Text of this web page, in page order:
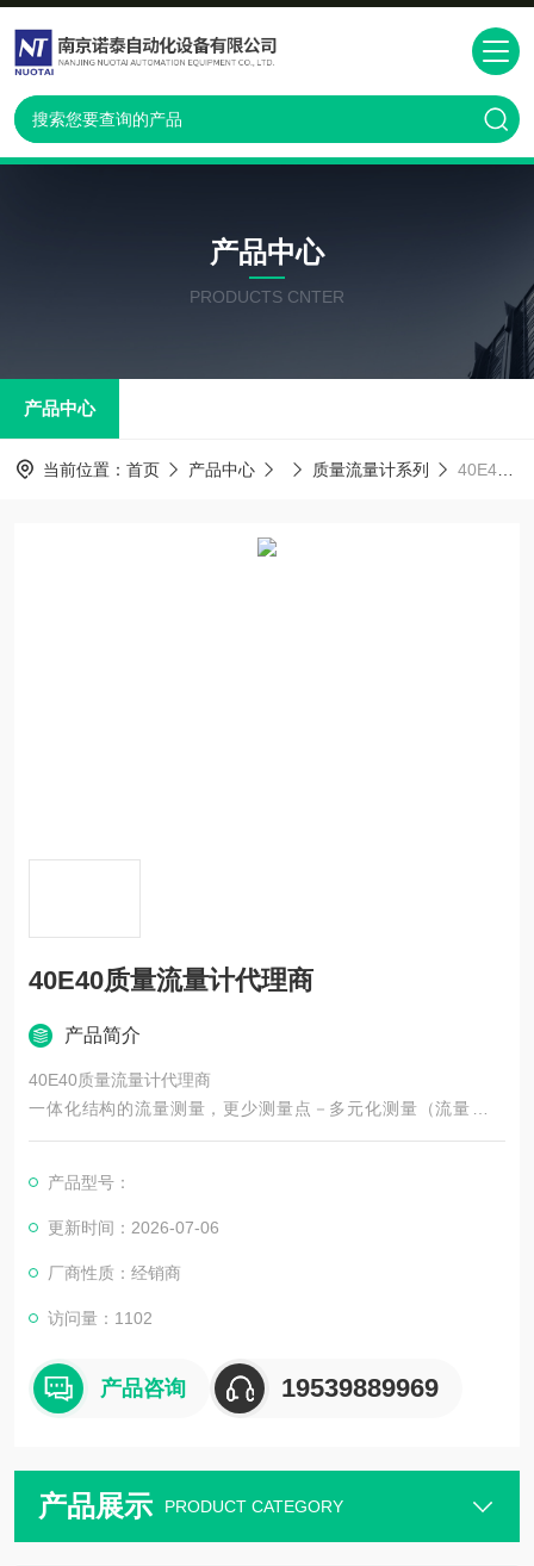
产品中心
PRODUCTS CNTER
产品中心
当前位置： 首页 产品中心 质量流量计系列 40E40质量流量计代理商
40E40质量流量计代理商
产品简介
40E40质量流量计代理商
一体化结构的流量测量，更少测量点－多元化测量（流量，温
度）
坚固的设计，不受外部管道作用力影响。
无需进出口直管段，安装简便。
产品型号：
更新时间：2026-07-06
厂商性质：经销商
访问量：1102
产品咨询 19539889969
产品展示 PRODUCT CATEGORY